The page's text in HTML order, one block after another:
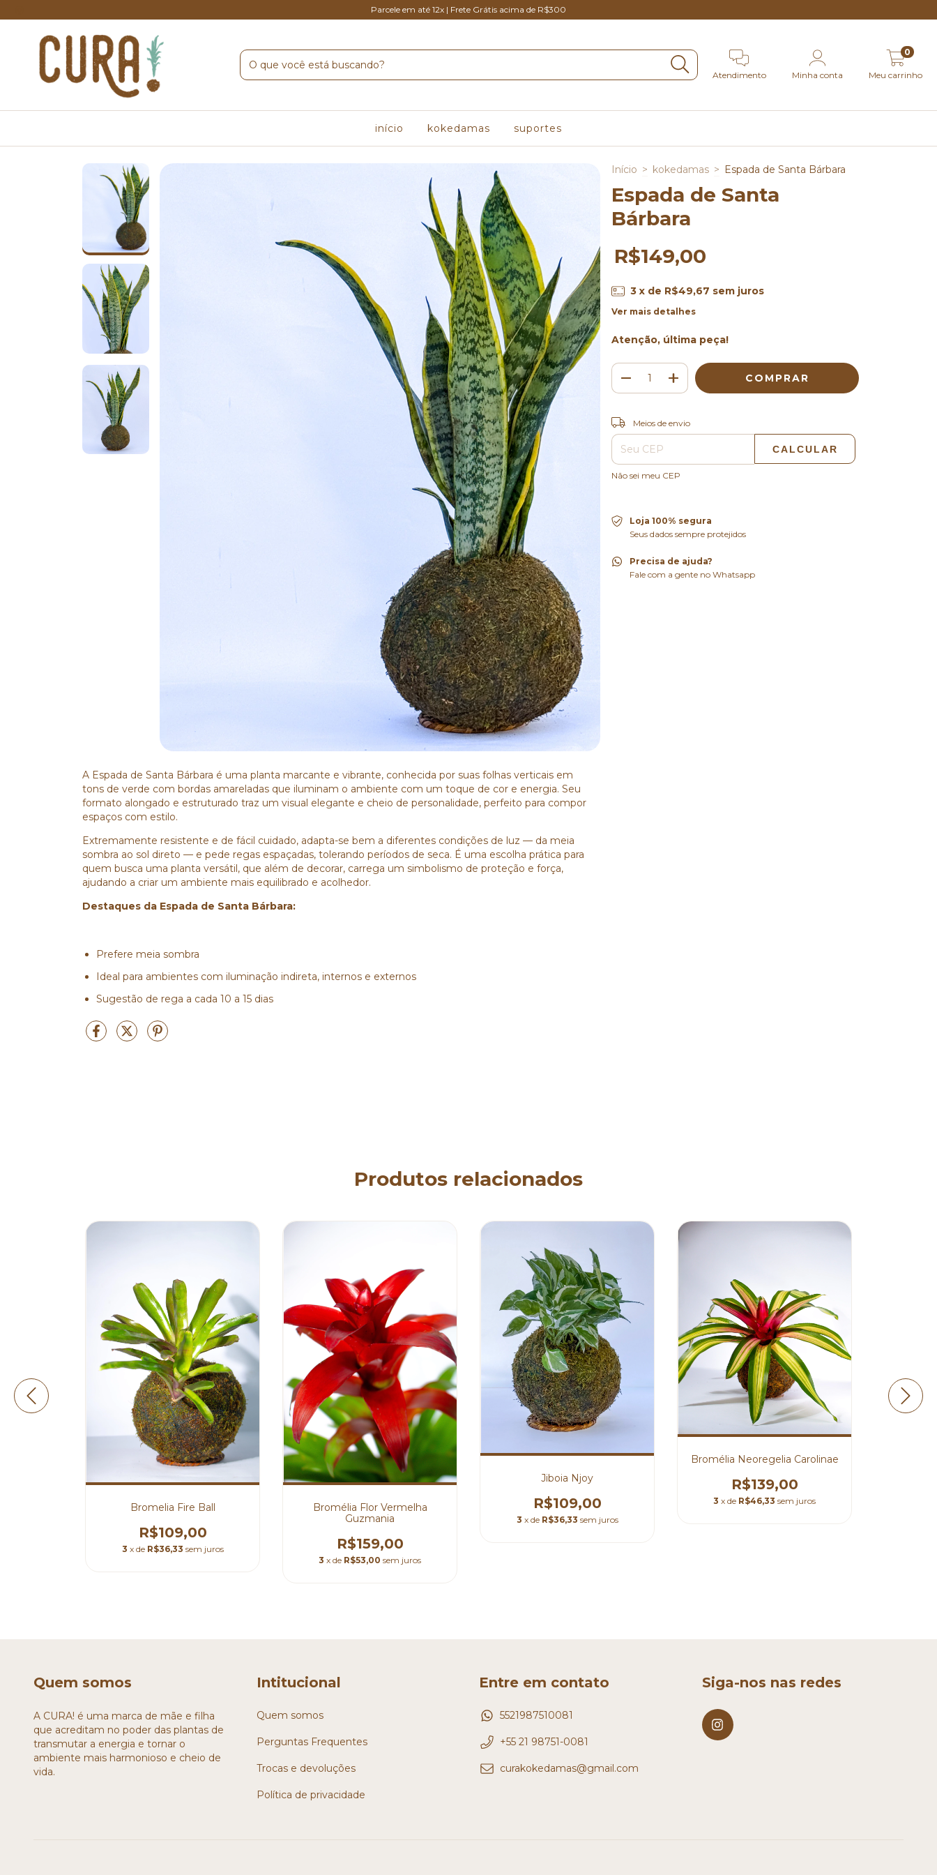
Parcele em até 12x | Frete Grátis acima de R$300
Atendimento Minha conta Meu carrinho
0
início kokedamas suportes
A Espada de Santa Bárbara é uma planta marcante e vibrante, conhecida por suas folhas verticais em
tons de verde com bordas amareladas que iluminam o ambiente com um toque de cor e energia. Seu
formato alongado e estruturado traz um visual elegante e cheio de personalidade, perfeito para compor
espaços com estilo.
Extremamente resistente e de fácil cuidado, adapta-se bem a diferentes condições de luz — da meia
sombra ao sol direto — e pede regas espaçadas, tolerando períodos de seca. É uma escolha prática para
quem busca uma planta versátil, que além de decorar, carrega um simbolismo de proteção e força,
ajudando a criar um ambiente mais equilibrado e acolhedor.
Destaques da Espada de Santa Bárbara:
Prefere meia sombra
Ideal para ambientes com iluminação indireta, internos e externos
Sugestão de rega a cada 10 a 15 dias
Início > kokedamas > ⁠Espada de Santa Bárbara
⁠Espada de Santa
Bárbara
R$149,00
3 x de R$49,67 sem juros
Ver mais detalhes
Atenção, última peça!
Entregas para o CEP:
Meios de envio
CALCULAR
Não sei meu CEP
Loja 100% segura
Seus dados sempre protejidos
Precisa de ajuda?
Fale com a gente no Whatsapp
Produtos relacionados
⁠Bromelia Fire Ball
R$109,00
3 x de R$36,33 sem juros
Bromélia Flor Vermelha
Guzmania
R$159,00
3 x de R$53,00 sem juros
⁠Jiboia Njoy
R$109,00
3 x de R$36,33 sem juros
Bromélia Neoregelia Carolinae
R$139,00
3 x de R$46,33 sem juros
Quem somos
A CURA! é uma marca de mãe e filha
que acreditam no poder das plantas de
transmutar a energia e tornar o
ambiente mais harmonioso e cheio de
vida.
Intitucional
Quem somos
Perguntas Frequentes
Trocas e devoluções
Política de privacidade
Entre em contato
5521987510081
+55 21 98751-0081
curakokedamas@gmail.com
Siga-nos nas redes